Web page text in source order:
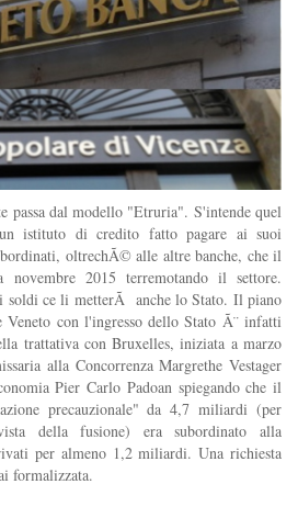
passa dal modello "Etruria". S'intende quel
istituto di credito fatto pagare ai suoi
oltrechÃ© alle altre banche, che il
novembre 2015 terremotando il settore.
ce li metterÃ anche lo Stato. Il piano
con l'ingresso dello Stato Ã¨ infatti
trattativa con Bruxelles, iniziata a marzo
alla Concorrenza Margrethe Vestager
Pier Carlo Padoan spiegando che il
precauzionale" da 4,7 miliardi (per
della fusione) era subordinato alla
per almeno 1,2 miliardi. Una richiesta
formalizzata.